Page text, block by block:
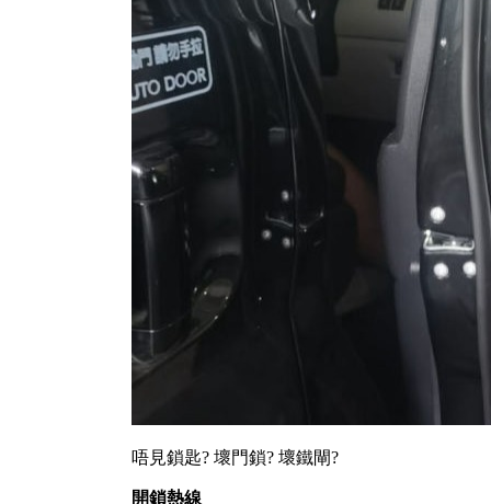
唔見鎖匙? 壞門鎖? 壞鐵閘?
開鎖熱線